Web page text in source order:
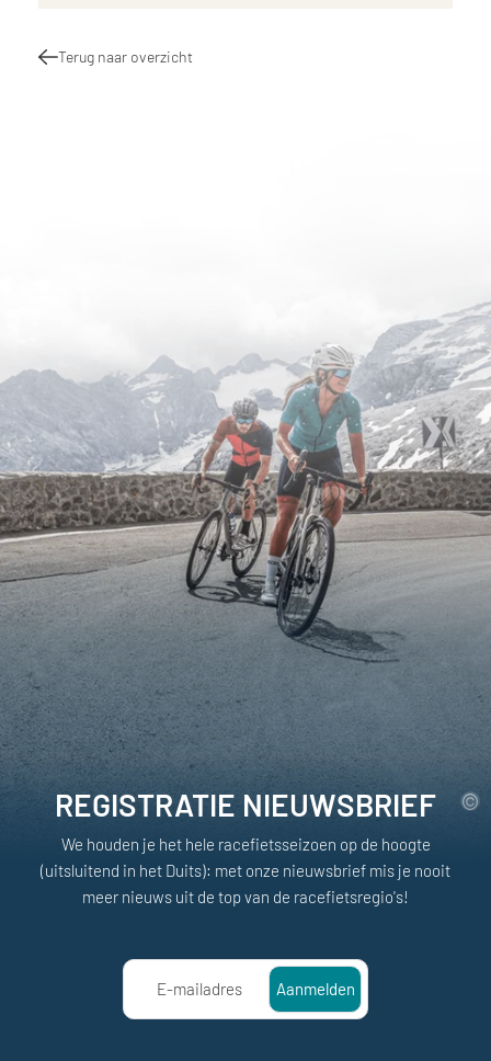
Terug naar overzicht
REGISTRATIE NIEUWSBRIEF
We houden je het hele racefietsseizoen op de hoogte
(uitsluitend in het Duits): met onze nieuwsbrief mis je nooit
meer nieuws uit de top van de racefietsregio's!
E-mailadres Aanmelden